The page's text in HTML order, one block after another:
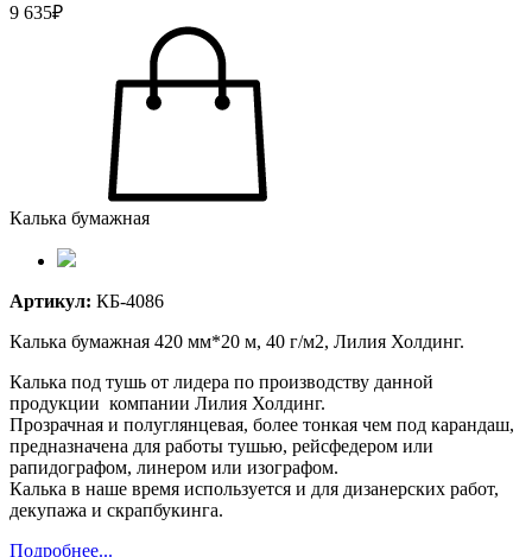
9 635₽
Калька бумажная
Артикул: КБ-4086
Калька бумажная 420 мм*20 м, 40 г/м2, Лилия Холдинг.
Калька под тушь от лидера по производству данной
продукции компании Лилия Холдинг.
Прозрачная и полуглянцевая, более тонкая чем под карандаш,
предназначена для работы тушью, рейсфедером или
рапидографом, линером или изографом.
Калька в наше время используется и для дизанерских работ,
декупажа и скрапбукинга.
Подробнее...